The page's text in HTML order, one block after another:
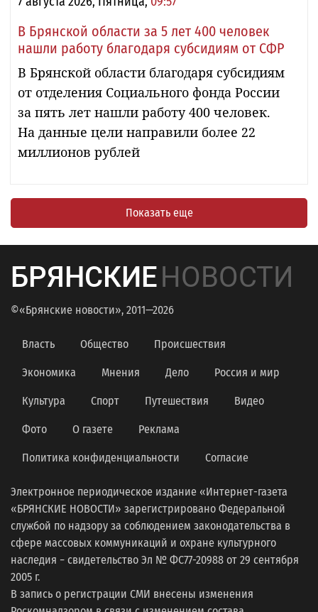
В Брянской области за 5 лет 400 человек
нашли работу благодаря субсидиям от СФР
В Брянской области благодаря субсидиям
от отделения Социального фонда России
за пять лет нашли работу 400 человек.
На данные цели направили более 22
миллионов рублей
Показать еще
БРЯНСКИЕНОВОСТИ
©«Брянские новости», 2011—2026
Власть Общество Происшествия
Экономика Мнения Дело Россия и мир
Культура Спорт Путешествия Видео
Фото О газете Реклама
Политика конфиденциальности Согласие
Электронное периодическое издание «Интернет-газета
«БРЯНСКИЕ НОВОСТИ» зарегистрировано Федеральной
службой по надзору за соблюдением законодательства в
сфере массовых коммуникаций и охране культурного
наследия − свидетельство Эл № ФС77-20988 от 29 сентября
2005 г.
В запись о регистрации СМИ внесены изменения